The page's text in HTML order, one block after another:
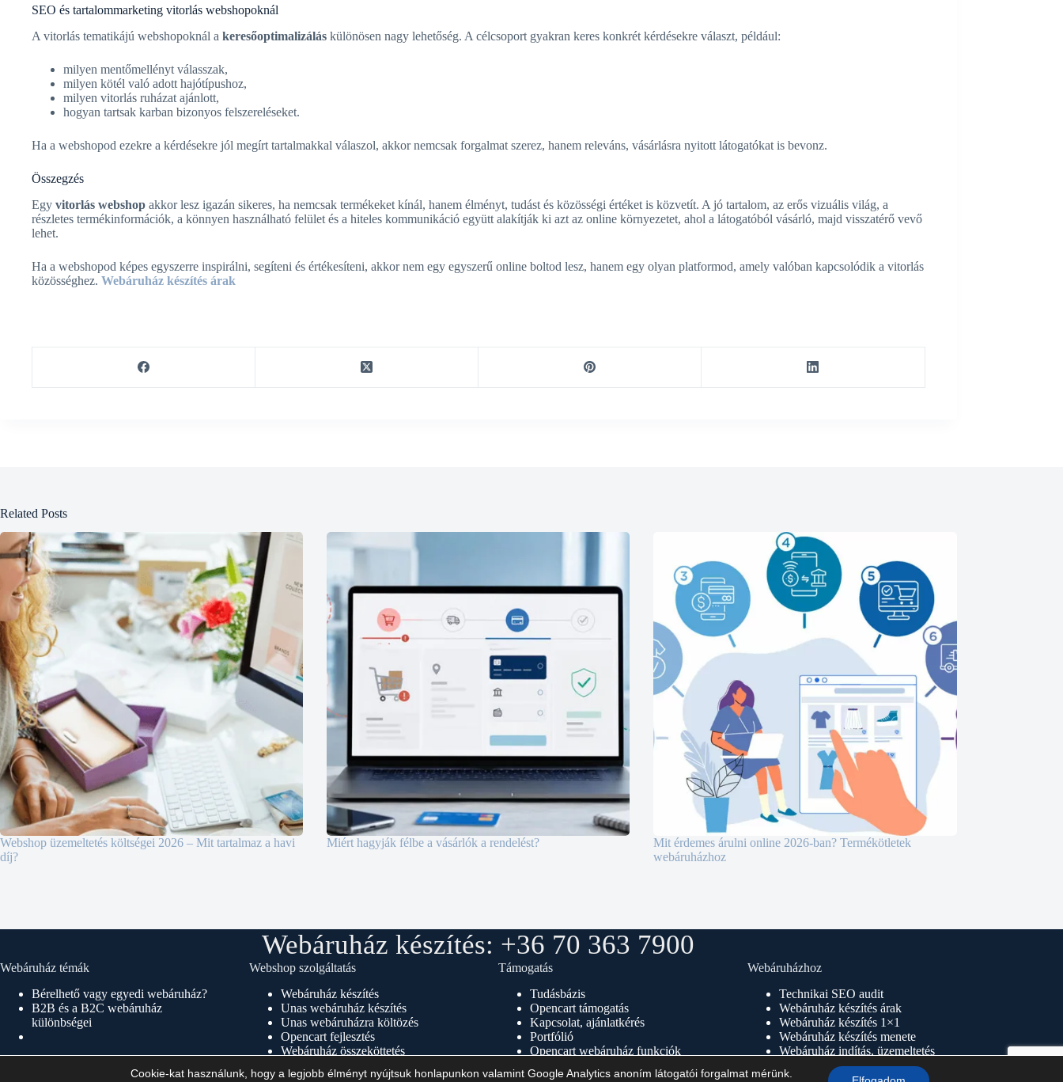
SEO és tartalommarketing vitorlás webshopoknál
A vitorlás tematikájú webshopoknál a keresőoptimalizálás különösen nagy lehetőség. A célcsoport gyakran keres konkrét kérdésekre választ, például:
milyen mentőmellényt válasszak,
milyen kötél való adott hajótípushoz,
milyen vitorlás ruházat ajánlott,
hogyan tartsak karban bizonyos felszereléseket.
Ha a webshopod ezekre a kérdésekre jól megírt tartalmakkal válaszol, akkor nemcsak forgalmat szerez, hanem releváns, vásárlásra nyitott látogatókat is bevonz.
Összegzés
Egy vitorlás webshop akkor lesz igazán sikeres, ha nemcsak termékeket kínál, hanem élményt, tudást és közösségi értéket is közvetít. A jó tartalom, az erős vizuális világ, a
részletes termékinformációk, a könnyen használható felület és a hiteles kommunikáció együtt alakítják ki azt az online környezetet, ahol a látogatóból vásárló, majd visszatérő vevő
lehet.
Ha a webshopod képes egyszerre inspirálni, segíteni és értékesíteni, akkor nem egy egyszerű online boltod lesz, hanem egy olyan platformod, amely valóban kapcsolódik a vitorlás
közösséghez. Webáruház készítés árak
Related Posts
Webshop üzemeltetés költségei 2026 – Mit tartalmaz a havi
díj?
Miért hagyják félbe a vásárlók a rendelést?
Mit érdemes árulni online 2026-ban? Termékötletek
webáruházhoz
Webáruház készítés: +36 70 363 7900
Webáruház témák
Bérelhető vagy egyedi webáruház?
B2B és a B2C webáruház
különbségei
Webshop szolgáltatás
Webáruház készítés
Unas webáruház készítés
Unas webáruházra költözés
Opencart fejlesztés
Webáruház összeköttetés
Támogatás
Tudásbázis
Opencart támogatás
Kapcsolat, ajánlatkérés
Portfólió
Opencart webáruház funkciók
Webáruházhoz
Technikai SEO audit
Webáruház készítés árak
Webáruház készítés 1×1
Webáruház készítés menete
Webáruház indítás, üzemeltetés
Cookie-kat használunk, hogy a legjobb élményt nyújtsuk honlapunkon valamint Google Analytics anoním látogatói forgalmat mérünk.